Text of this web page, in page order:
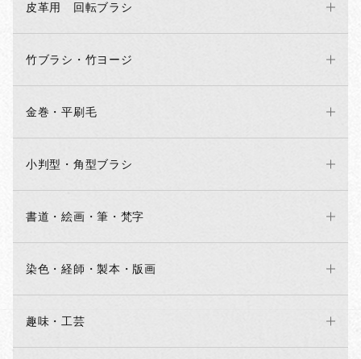
皮革用 回転ブラシ
竹ブラシ・竹ヨージ
金巻・平刷毛
小判型・角型ブラシ
書道・絵画・筆・梵字
染色・経師・製本・版画
趣味・工芸